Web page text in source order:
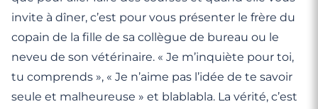
invite à dîner, c’est pour vous présenter le frère du
copain de la fille de sa collègue de bureau ou le
neveu de son vétérinaire. « Je m’inquiète pour toi,
tu comprends », « Je n’aime pas l’idée de te savoir
seule et malheureuse » et blablabla. La vérité, c’est